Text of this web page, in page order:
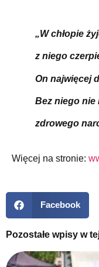
„W chłopie
z niego
On najwięcej
Bez niego nie
zdrowego
Więcej na stronie:
Facebook
Pozostałe wpisy w